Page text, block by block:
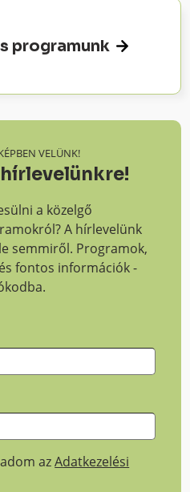
programunk
VELÜNK!
a közelgő
A hírlevelünk
semmiről. Programok,
fontos információk -
azAdatkezelési